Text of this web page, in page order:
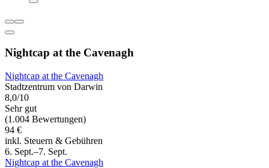
Nightcap at the Cavenagh
Nightcap at the Cavenagh
Stadtzentrum von Darwin
8,0/10
Sehr gut
(1.004 Bewertungen)
94 €
inkl. Steuern & Gebühren
6. Sept.–7. Sept.
Nightcap at the Cavenagh